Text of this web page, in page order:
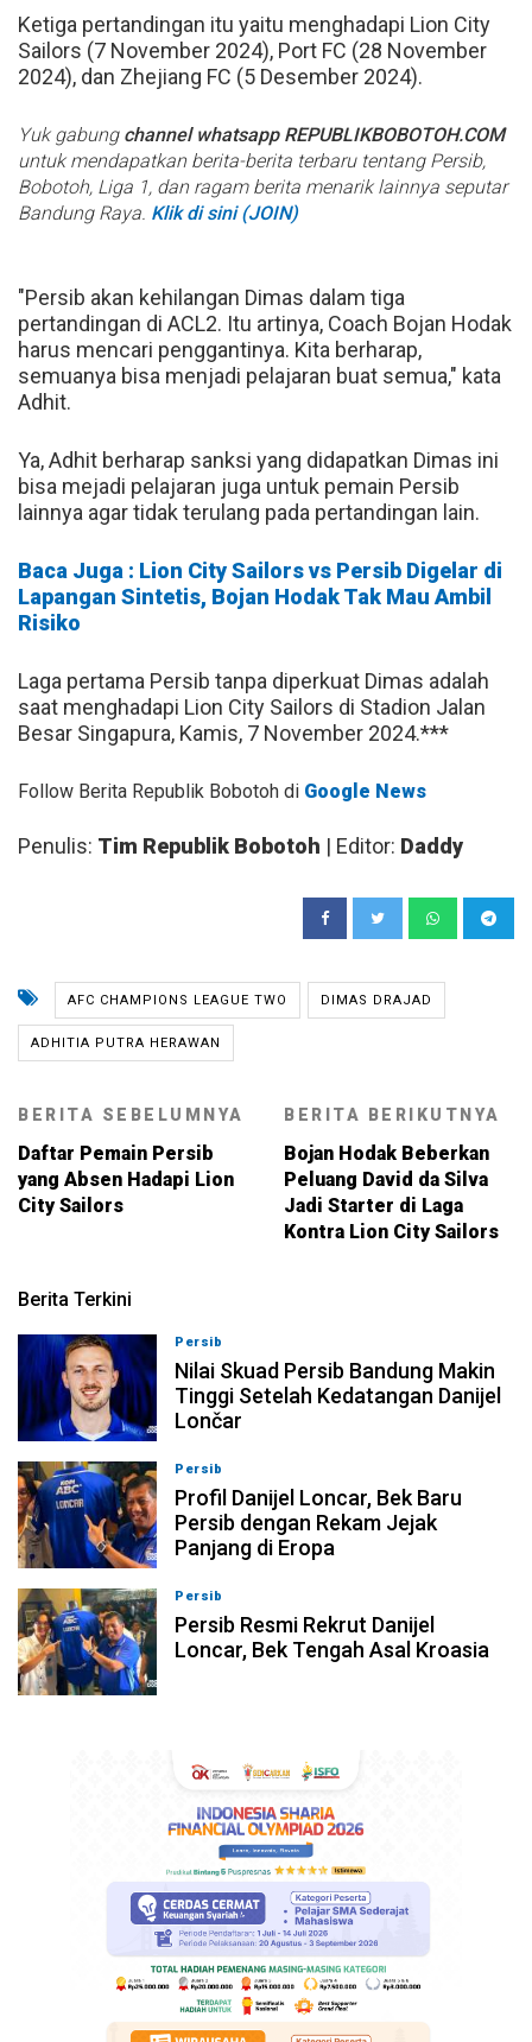
Ketiga pertandingan itu yaitu menghadapi Lion City
Sailors (7 November 2024), Port FC (28 November
2024), dan Zhejiang FC (5 Desember 2024).
Yuk gabung channel whatsapp REPUBLIKBOBOTOH.COM
untuk mendapatkan berita-berita terbaru tentang Persib,
Bobotoh, Liga 1, dan ragam berita menarik lainnya seputar
Bandung Raya. Klik di sini (JOIN)
"Persib akan kehilangan Dimas dalam tiga
pertandingan di ACL2. Itu artinya, Coach Bojan Hodak
harus mencari penggantinya. Kita berharap,
semuanya bisa menjadi pelajaran buat semua," kata
Adhit.
Ya, Adhit berharap sanksi yang didapatkan Dimas ini
bisa mejadi pelajaran juga untuk pemain Persib
lainnya agar tidak terulang pada pertandingan lain.
Baca Juga : Lion City Sailors vs Persib Digelar di
Lapangan Sintetis, Bojan Hodak Tak Mau Ambil
Risiko
Laga pertama Persib tanpa diperkuat Dimas adalah
saat menghadapi Lion City Sailors di Stadion Jalan
Besar Singapura, Kamis, 7 November 2024.***
Follow Berita Republik Bobotoh di Google News
Penulis: Tim Republik Bobotoh | Editor: Daddy
AFC CHAMPIONS LEAGUE TWO DIMAS DRAJAD
ADHITIA PUTRA HERAWAN
BERITA SEBELUMNYA
Daftar Pemain Persib
yang Absen Hadapi Lion
City Sailors
BERITA BERIKUTNYA
Bojan Hodak Beberkan
Peluang David da Silva
Jadi Starter di Laga
Kontra Lion City Sailors
Berita Terkini
Persib
Nilai Skuad Persib Bandung Makin
Tinggi Setelah Kedatangan Danijel
Lončar
Persib
Profil Danijel Loncar, Bek Baru
Persib dengan Rekam Jejak
Panjang di Eropa
Persib
Persib Resmi Rekrut Danijel
Loncar, Bek Tengah Asal Kroasia